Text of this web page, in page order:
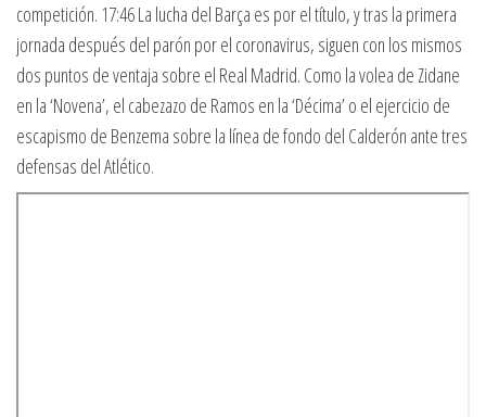
competición. 17:46 La lucha del Barça es por el título, y tras la primera
jornada después del parón por el coronavirus, siguen con los mismos
dos puntos de ventaja sobre el Real Madrid. Como la volea de Zidane
en la ‘Novena’, el cabezazo de Ramos en la ‘Décima’ o el ejercicio de
escapismo de Benzema sobre la línea de fondo del Calderón ante tres
defensas del Atlético.